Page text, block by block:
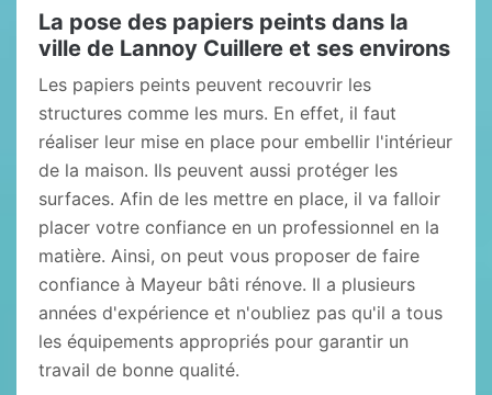
La pose des papiers peints dans la
ville de Lannoy Cuillere et ses environs
Les papiers peints peuvent recouvrir les
structures comme les murs. En effet, il faut
réaliser leur mise en place pour embellir l'intérieur
de la maison. Ils peuvent aussi protéger les
surfaces. Afin de les mettre en place, il va falloir
placer votre confiance en un professionnel en la
matière. Ainsi, on peut vous proposer de faire
confiance à Mayeur bâti rénove. Il a plusieurs
années d'expérience et n'oubliez pas qu'il a tous
les équipements appropriés pour garantir un
travail de bonne qualité.